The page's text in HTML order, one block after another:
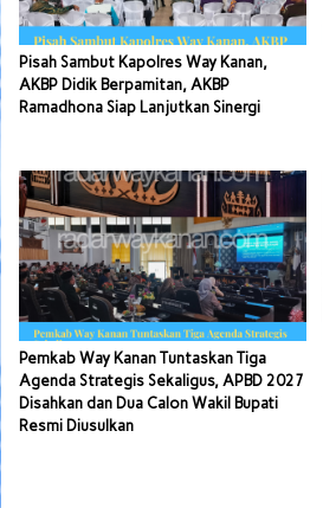
Pisah Sambut Kapolres Way Kanan,
AKBP Didik Berpamitan, AKBP
Ramadhona Siap Lanjutkan Sinergi
Pemkab Way Kanan Tuntaskan Tiga
Agenda Strategis Sekaligus, APBD 2027
Disahkan dan Dua Calon Wakil Bupati
Resmi Diusulkan